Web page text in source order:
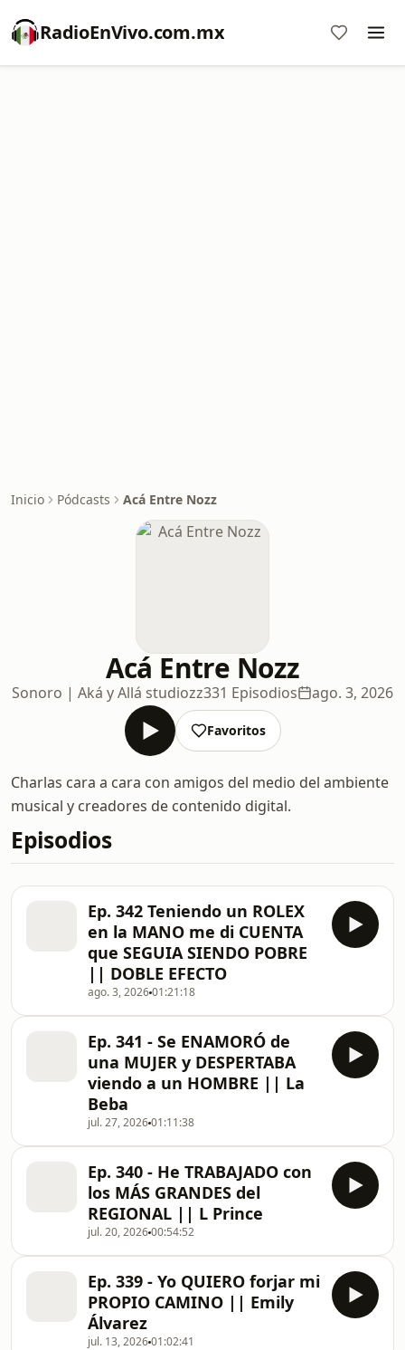
RadioEnVivo.com.mx
Inicio Pódcasts Acá Entre Nozz
Acá Entre Nozz
Sonoro | Aká y Allá studiozz331 Episodios ago. 3, 2026
Favoritos
Charlas cara a cara con amigos del medio del ambiente
musical y creadores de contenido digital.
Episodios
Ep. 342 Teniendo un ROLEX
en la MANO me di CUENTA
que SEGUIA SIENDO POBRE
|| DOBLE EFECTO
ago. 3, 202601:21:18
Ep. 341 - Se ENAMORÓ de
una MUJER y DESPERTABA
viendo a un HOMBRE || La
Beba
jul. 27, 202601:11:38
Ep. 340 - He TRABAJADO con
los MÁS GRANDES del
REGIONAL || L Prince
jul. 20, 202600:54:52
Ep. 339 - Yo QUIERO forjar mi
PROPIO CAMINO || Emily
Álvarez
jul. 13, 202601:02:41